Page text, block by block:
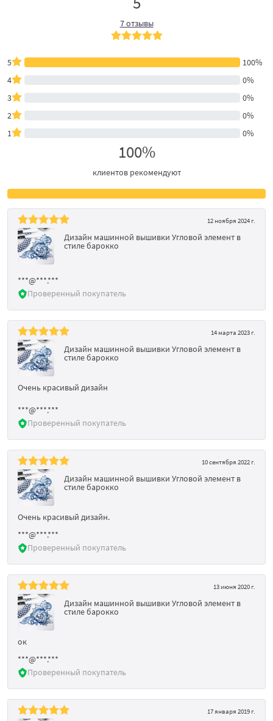
7 отзывы
5
100%
4
0%
3
0%
2
0%
1
0%
100%
клиентов рекомендуют
12 ноября 2024 г.
Дизайн машинной вышивки Угловой элемент в
стиле барокко
***@***.***
Проверенный покупатель
14 марта 2023 г.
Дизайн машинной вышивки Угловой элемент в
стиле барокко
Очень красивый дизайн
***@***.***
Проверенный покупатель
10 сентября 2022 г.
Дизайн машинной вышивки Угловой элемент в
стиле барокко
Очень красивый дизайн.
***@***.***
Проверенный покупатель
13 июня 2020 г.
Дизайн машинной вышивки Угловой элемент в
стиле барокко
ок
***@***.***
Проверенный покупатель
17 января 2019 г.